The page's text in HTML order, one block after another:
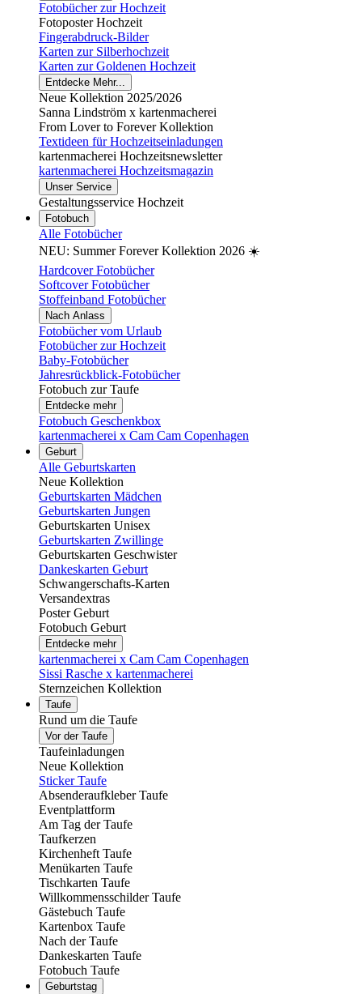
Fotobücher zur Hochzeit
Fotoposter Hochzeit
Fingerabdruck-Bilder
Karten zur Silberhochzeit
Karten zur Goldenen Hochzeit
Entdecke Mehr...
Neue Kollektion 2025/2026
Sanna Lindström x kartenmacherei
From Lover to Forever Kollektion
Textideen für Hochzeitseinladungen
kartenmacherei Hochzeitsnewsletter
kartenmacherei Hochzeitsmagazin
Unser Service
Gestaltungsservice Hochzeit
Fotobuch
Alle Fotobücher
NEU: Summer Forever Kollektion 2026 ☀️
Hardcover Fotobücher
Softcover Fotobücher
Stoffeinband Fotobücher
Nach Anlass
Fotobücher vom Urlaub
Fotobücher zur Hochzeit
Baby-Fotobücher
Jahresrückblick-Fotobücher
Fotobuch zur Taufe
Entdecke mehr
Fotobuch Geschenkbox
kartenmacherei x Cam Cam Copenhagen
Geburt
Alle Geburtskarten
Neue Kollektion
Geburtskarten Mädchen
Geburtskarten Jungen
Geburtskarten Unisex
Geburtskarten Zwillinge
Geburtskarten Geschwister
Dankeskarten Geburt
Schwangerschafts-Karten
Versandextras
Poster Geburt
Fotobuch Geburt
Entdecke mehr
kartenmacherei x Cam Cam Copenhagen
Sissi Rasche x kartenmacherei
Sternzeichen Kollektion
Taufe
Rund um die Taufe
Vor der Taufe
Taufeinladungen
Neue Kollektion
Sticker Taufe
Absenderaufkleber Taufe
Eventplattform
Am Tag der Taufe
Taufkerzen
Kirchenheft Taufe
Menükarten Taufe
Tischkarten Taufe
Willkommensschilder Taufe
Gästebuch Taufe
Kartenbox Taufe
Nach der Taufe
Dankeskarten Taufe
Fotobuch Taufe
Geburtstag